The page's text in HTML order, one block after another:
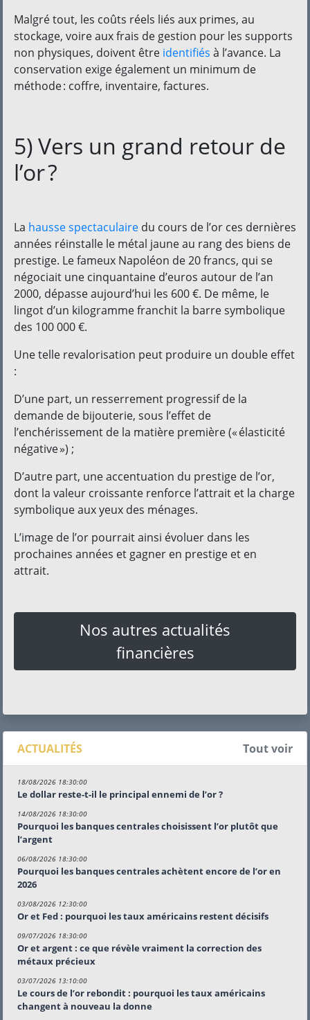
Malgré tout, les coûts réels liés aux primes, au
stockage, voire aux frais de gestion pour les supports
non physiques, doivent être identifiés à l’avance. La
conservation exige également un minimum de
méthode : coffre, inventaire, factures.
5) Vers un grand retour de
l’or ?
La hausse spectaculaire du cours de l’or ces dernières
années réinstalle le métal jaune au rang des biens de
prestige. Le fameux Napoléon de 20 francs, qui se
négociait une cinquantaine d’euros autour de l’an
2000, dépasse aujourd’hui les 600 €. De même, le
lingot d’un kilogramme franchit la barre symbolique
des 100 000 €.
Une telle revalorisation peut produire un double effet
:
D’une part, un resserrement progressif de la
demande de bijouterie, sous l’effet de
l’enchérissement de la matière première (« élasticité
négative ») ;
D’autre part, une accentuation du prestige de l’or,
dont la valeur croissante renforce l’attrait et la charge
symbolique aux yeux des ménages.
L’image de l’or pourrait ainsi évoluer dans les
prochaines années et gagner en prestige et en
attrait.
Nos autres actualités
financières
ACTUALITÉS Tout voir
18/08/2026 18:30:00
Le dollar reste-t-il le principal ennemi de l’or ?
14/08/2026 18:30:00
Pourquoi les banques centrales choisissent l’or plutôt que
l’argent
06/08/2026 18:30:00
Pourquoi les banques centrales achètent encore de l’or en
2026
03/08/2026 12:30:00
Or et Fed : pourquoi les taux américains restent décisifs
09/07/2026 18:30:00
Or et argent : ce que révèle vraiment la correction des
métaux précieux
03/07/2026 13:10:00
Le cours de l’or rebondit : pourquoi les taux américains
changent à nouveau la donne